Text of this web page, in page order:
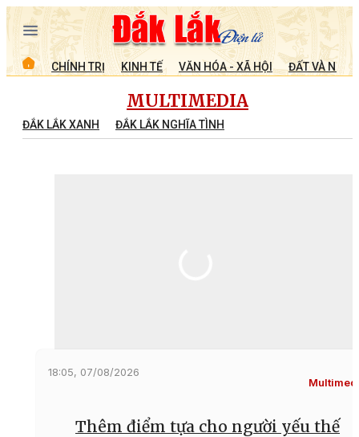
CHÍNH TRỊ KINH TẾ VĂN HÓA - XÃ HỘI ĐẤT VÀ
MULTIMEDIA
ĐẮK LẮK XANH ĐẮK LẮK NGHĨA TÌNH
18:05, 07/08/2026
Thêm điểm tựa cho người yếu thế